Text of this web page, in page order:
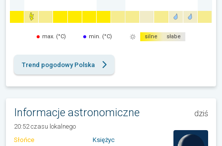
max. (°C) min. (°C) silne słabe
Trend pogodowy Polska
Informacje astronomiczne dziś
20:52 czasu lokalnego
Słońce
Księżyc